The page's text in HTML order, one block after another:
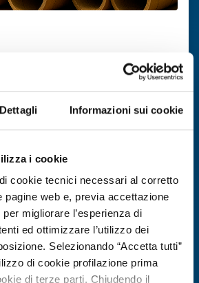
Dettagli Informazioni sui cookie
i cookie
cookie tecnici necessari al corretto
pagine web e, previa accettazione
per migliorare l’esperienza di
ed ottimizzare l’utilizzo dei
Selezionando “Accetta tutti”
di cookie profilazione prima
di terze parti. Chiudendo il
tubi spiralati
SCOPRI DI PIÙ →
il17 novembre 2026